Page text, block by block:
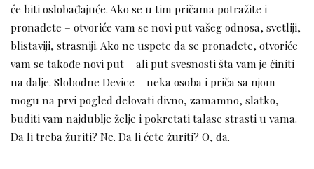
će biti oslobađajuće. Ako se u tim pričama potražite i
pronađete – otvoriće vam se novi put vašeg odnosa, svetliji,
blistaviji, strasniji. Ako ne uspete da se pronađete, otvoriće
vam se takođe novi put – ali put svesnosti šta vam je činiti
na dalje. Slobodne Device – neka osoba i priča sa njom
mogu na prvi pogled delovati divno, zamamno, slatko,
buditi vam najdublje želje i pokretati talase strasti u vama.
Da li treba žuriti? Ne. Da li ćete žuriti? O, da.